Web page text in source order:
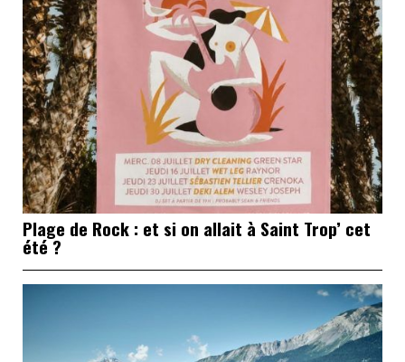
Plage de Rock : et si on allait à Saint Trop’ cet
été ?